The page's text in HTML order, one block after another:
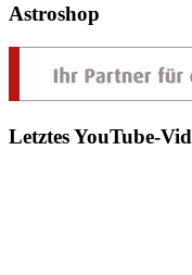
Astroshop
Letztes YouTube-